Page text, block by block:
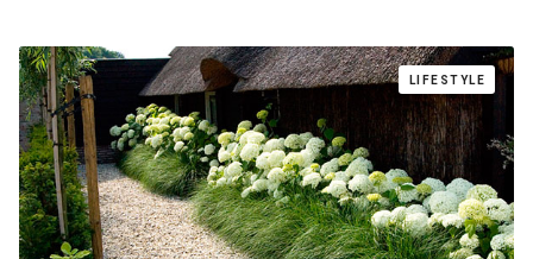
LIFESTYLE